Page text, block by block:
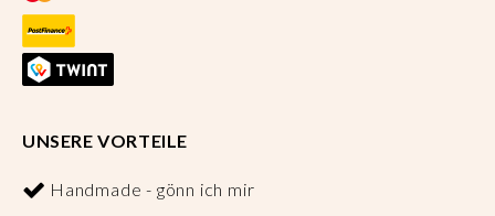
UNSERE VORTEILE
Handmade - gönn ich mir